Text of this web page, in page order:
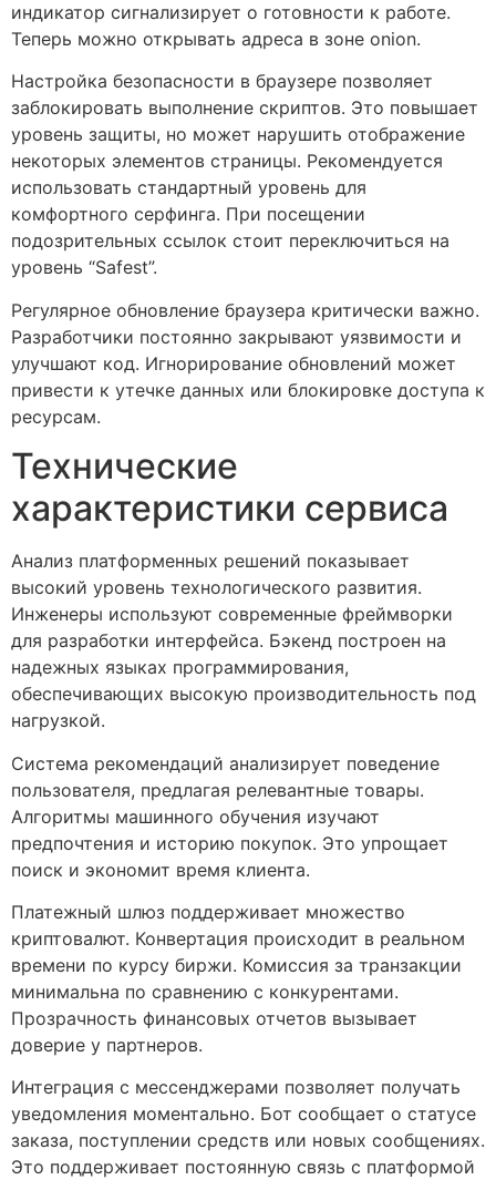
индикатор сигнализирует о готовности к работе.
Теперь можно открывать адреса в зоне onion.
Настройка безопасности в браузере позволяет
заблокировать выполнение скриптов. Это повышает
уровень защиты, но может нарушить отображение
некоторых элементов страницы. Рекомендуется
использовать стандартный уровень для
комфортного серфинга. При посещении
подозрительных ссылок стоит переключиться на
уровень “Safest”.
Регулярное обновление браузера критически важно.
Разработчики постоянно закрывают уязвимости и
улучшают код. Игнорирование обновлений может
привести к утечке данных или блокировке доступа к
ресурсам.
Технические
характеристики сервиса
Анализ платформенных решений показывает
высокий уровень технологического развития.
Инженеры используют современные фреймворки
для разработки интерфейса. Бэкенд построен на
надежных языках программирования,
обеспечивающих высокую производительность под
нагрузкой.
Система рекомендаций анализирует поведение
пользователя, предлагая релевантные товары.
Алгоритмы машинного обучения изучают
предпочтения и историю покупок. Это упрощает
поиск и экономит время клиента.
Платежный шлюз поддерживает множество
криптовалют. Конвертация происходит в реальном
времени по курсу биржи. Комиссия за транзакции
минимальна по сравнению с конкурентами.
Прозрачность финансовых отчетов вызывает
доверие у партнеров.
Интеграция с мессенджерами позволяет получать
уведомления моментально. Бот сообщает о статусе
заказа, поступлении средств или новых сообщениях.
Это поддерживает постоянную связь с платформой